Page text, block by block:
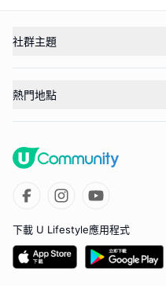
社群主題
熱門地點
下載 U Lifestyle應用程式